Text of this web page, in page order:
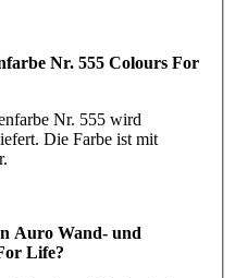
Nr. 555 Colours For
Nr. 555 wird
Die Farbe ist mit
Auro Wand- und
Life?